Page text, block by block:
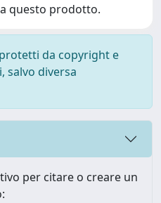
questo prodotto.
da copyright e
salvo diversa
per citare o creare un